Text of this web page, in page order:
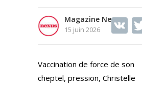
Magazine Nexus
15 juin 2026 V
Vaccination de force de son
cheptel, pression, Christelle